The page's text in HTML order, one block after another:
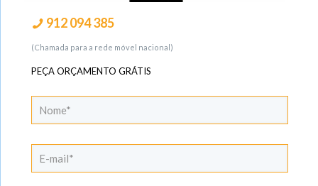
912 094 385
(Chamada para a rede móvel nacional)
PEÇA ORÇAMENTO GRÁTIS